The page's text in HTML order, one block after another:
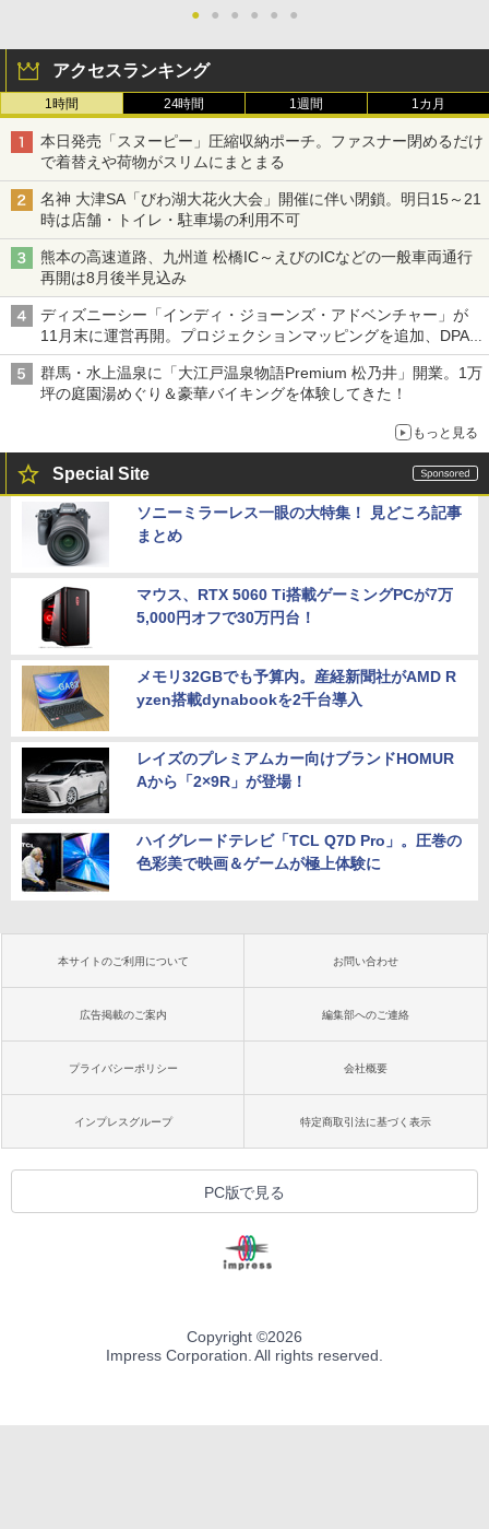
● ● ● ● ● ●
アクセスランキング
1時間 24時間 1週間 1カ月
本日発売「スヌーピー」圧縮収納ポーチ。ファスナー閉めるだけ
で着替えや荷物がスリムにまとまる
名神 大津SA「びわ湖大花火大会」開催に伴い閉鎖。明日15～21
時は店舗・トイレ・駐車場の利用不可
熊本の高速道路、九州道 松橋IC～えびのICなどの一般車両通行
再開は8月後半見込み
ディズニーシー「インディ・ジョーンズ・アドベンチャー」が
11月末に運営再開。プロジェクションマッピングを追加、DPA
は1500円
群馬・水上温泉に「大江戸温泉物語Premium 松乃井」開業。1万
坪の庭園湯めぐり＆豪華バイキングを体験してきた！
もっと見る
Special Site
ソニーミラーレス一眼の大特集！ 見どころ記事
まとめ
マウス、RTX 5060 Ti搭載ゲーミングPCが7万
5,000円オフで30万円台！
メモリ32GBでも予算内。産経新聞社がAMD R
yzen搭載dynabookを2千台導入
レイズのプレミアムカー向けブランドHOMUR
Aから「2×9R」が登場！
ハイグレードテレビ「TCL Q7D Pro」。圧巻の
色彩美で映画＆ゲームが極上体験に
本サイトのご利用について お問い合わせ
広告掲載のご案内 編集部へのご連絡
プライバシーポリシー 会社概要
インプレスグループ 特定商取引法に基づく表示
PC版で見る
Copyright ©2026
Impress Corporation. All rights reserved.